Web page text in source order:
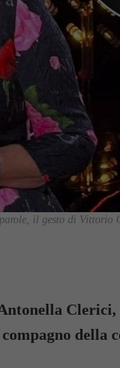
il gesto di Vittorio
della